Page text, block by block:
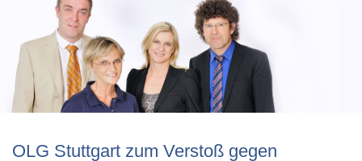
OLG Stuttgart zum Verstoß gegen